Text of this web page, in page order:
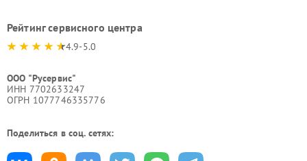
Рейтинг сервисного центра
4.9-5.0
ООО "Русервис"
ИНН 7702633247
ОГРН 1077746335776
Поделиться в соц. сетях: